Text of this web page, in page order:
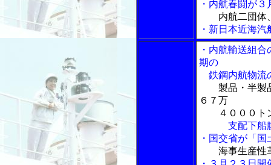
・内航春闘が
内航二団体
・新日本近海
・内航輸送組
期の
鉄鋼内航物流
製品・半製
６７万
４０００ト
支配下船腹
・国交省が「
海事生産性